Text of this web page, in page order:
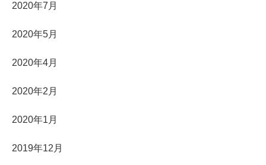
2020年7月
2020年5月
2020年4月
2020年2月
2020年1月
2019年12月